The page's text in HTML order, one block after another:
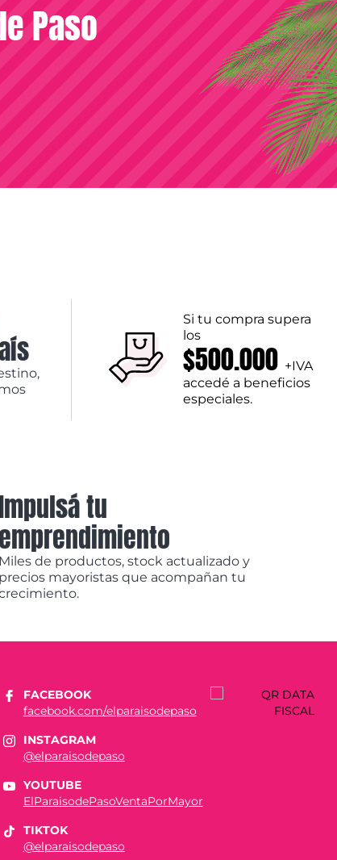
Paso
Si tu compra supera
los
$500.000 +IVA
accedé a beneficios
especiales.
Impulsá tu
emprendimiento
Miles de productos, stock actualizado y
precios mayoristas que acompañan tu
FACEBOOK
facebook.com/elparaisodepaso
INSTAGRAM
@elparaisodepaso
YOUTUBE
ElParaisodePasoVentaPorMayor
TIKTOK
@elparaisodepaso